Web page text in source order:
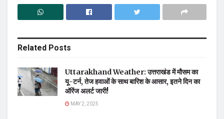
Related Posts
Uttarakhand Weather: उत्तराखंड में मौसम का
यू-टर्न, तेज हवाओं के साथ बारिश के आसार, इतने दिन का
ऑरेंज अलर्ट जारी!
MAY 2, 2025